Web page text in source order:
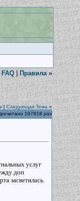
FAQ | Правила »
| Следующая Тема »
197818 раз
услуг
доп
засветилась.